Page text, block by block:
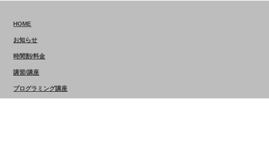
HOME
お知らせ
時間割/料金
講習/講座
プログラミング講座